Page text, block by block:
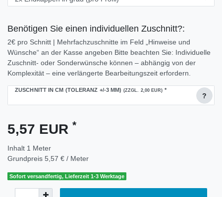
Benötigen Sie einen individuellen Zuschnitt?:
2€ pro Schnitt | Mehrfachzuschnitte im Feld „Hinweise und
Wünsche“ an der Kasse angeben Bitte beachten Sie: Individuelle
Zuschnitt- oder Sonderwünsche können – abhängig von der
Komplexität – eine verlängerte Bearbeitungszeit erfordern.
ZUSCHNITT IN CM (TOLERANZ +/-3 MM) (ZZGL. 2,00 EUR) *
?
5,57 EUR *
Inhalt 1 Meter
Grundpreis 5,57 € / Meter
Sofort versandfertig, Lieferzeit 1-3 Werktage